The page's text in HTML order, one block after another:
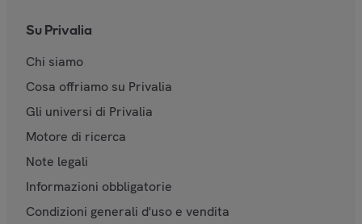
Su Privalia
Chi siamo
Cosa offriamo su Privalia
Gli universi di Privalia
Motore di ricerca
Note legali
Informazioni obbligatorie
Condizioni generali d'uso e vendita